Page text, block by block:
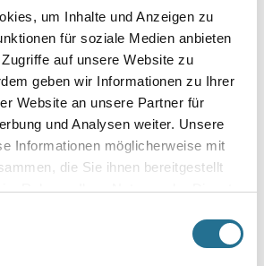
um Inhalte und Anzeigen zu
für soziale Medien anbieten
auf unsere Website zu
geben wir Informationen zu Ihrer
Website an unsere Partner für
und Analysen weiter. Unsere
Informationen möglicherweise mit
die Sie ihnen bereitgestellt
Rahmen Ihrer Nutzung der Dienste
GEFÄLLT IHNEN AUCH...